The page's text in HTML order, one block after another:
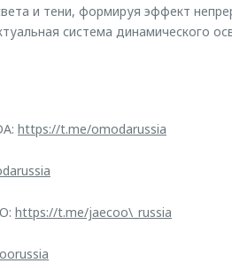
и тени, формируя эффект
система динамического
https://t.me/omodarussia
https://t.me/jaecoo\_russia